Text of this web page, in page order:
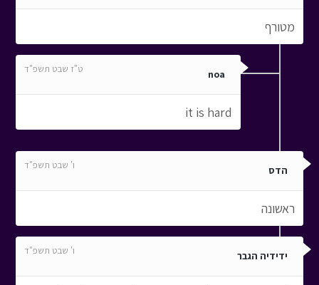
מטורף
noa ט"ז שבט תשפ"ד
it is hard
הדס ו' שבט תשפ"ד
ראשונה
ידידיה הגבר ו' שבט תשפ"ד